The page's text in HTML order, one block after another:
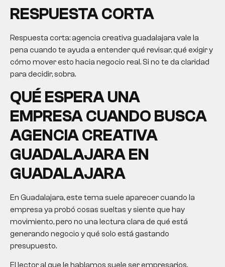
RESPUESTA CORTA
Respuesta corta: agencia creativa guadalajara vale la
pena cuando te ayuda a entender qué revisar, qué exigir y
cómo mover esto hacia negocio real. Si no te da claridad
para decidir, sobra.
QUÉ ESPERA UNA
EMPRESA CUANDO BUSCA
AGENCIA CREATIVA
GUADALAJARA EN
GUADALAJARA
En Guadalajara, este tema suele aparecer cuando la
empresa ya probó cosas sueltas y siente que hay
movimiento, pero no una lectura clara de qué está
generando negocio y qué solo está gastando
presupuesto.
El lector al que le hablamos suele ser empresarios,